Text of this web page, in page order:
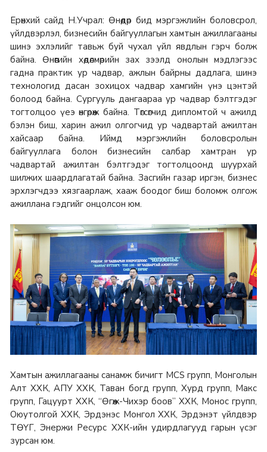
Ерөнхий сайд Н.Учрал: Өнөөдөр бид мэргэжлийн боловсрол,
үйлдвэрлэл, бизнесийн байгууллагын хамтын ажиллагааны
шинэ эхлэлийг тавьж буй чухал үйл явдлын гэрч болж
байна. Өнөөгийн хөдөлмөрийн зах зээлд онолын мэдлэгээс
гадна практик ур чадвар, ажлын байрны дадлага, шинэ
технологид дасан зохицох чадвар хамгийн үнэ цэнтэй
болоод байна. Сургууль дангаараа ур чадвар бэлтгэдэг
тогтолцоо үеэ өнгөрөөж байна. Төгсөгчид дипломтой ч ажилд
бэлэн биш, харин ажил олгогчид ур чадвартай ажилтан
хайсаар байна. Иймд мэргэжлийн боловсролын
байгууллага болон бизнесийн салбар хамтран ур
чадвартай ажилтан бэлтгэдэг тогтолцоонд шуурхай
шилжих шаардлагатай байна. Засгийн газар иргэн, бизнес
эрхлэгчдээ хязгаарлаж, хааж боодог биш боломж олгож
ажиллана гэдгийг онцолсон юм.
Хамтын ажиллагааны санамж бичигт MCS групп, Монголын
Алт ХХК, АПУ ХХК, Таван богд групп, Хурд групп, Макс
групп, Гацуурт ХХК, “Өгөөж-Чихэр боов” ХХК, Монос групп,
Оюутолгой ХХК, Эрдэнэс Монгол ХХК, Эрдэнэт үйлдвэр
ТӨҮГ, Энержи Ресурс ХХК-ийн удирдлагууд гарын үсэг
зурсан юм.